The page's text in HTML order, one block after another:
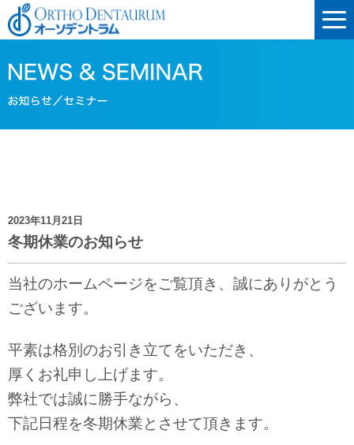
2023年11月21日
冬期休業のお知らせ
当社のホームページをご覧頂き、誠にありがとう
ございます。
平素は格別のお引き立てをいただき、
厚くお礼申し上げます。
弊社では誠に勝手ながら、
下記日程を冬期休業とさせて頂きます。